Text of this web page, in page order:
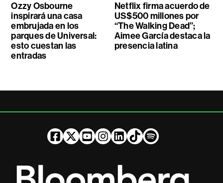
Ozzy Osbourne
inspirará una casa
embrujada en los
parques de Universal:
esto cuestan las
entradas
Netflix firma acuerdo de
US$500 millones por
“The Walking Dead”;
Aimee García destaca la
presencia latina